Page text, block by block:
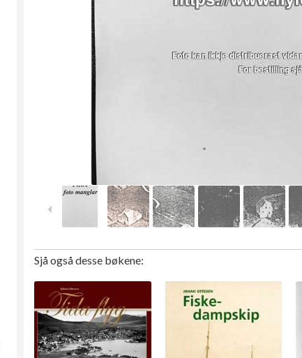
Sjå også desse bøkene: